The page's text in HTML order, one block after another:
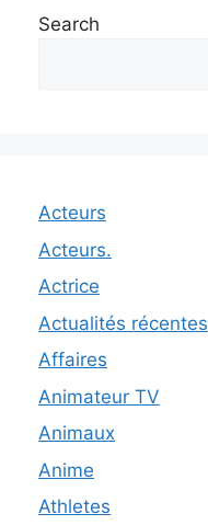
Search
Acteurs
Acteurs.
Actrice
Actualités récentes
Affaires
Animateur TV
Animaux
Anime
Athletes